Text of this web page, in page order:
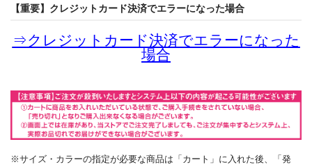
【重要】クレジットカード決済でエラーになった場合
⇒クレジットカード決済でエラーになった
場合
※サイズ・カラーの指定が必要な商品は「カート」に入れた後、「発